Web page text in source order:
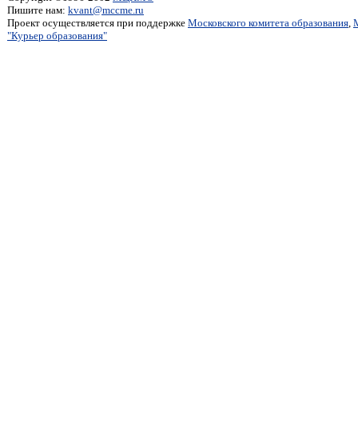
Пишите нам: kvant@mccme.ru
Проект осуществляется при поддержке Московского комитета образования,
"Курьер образования"